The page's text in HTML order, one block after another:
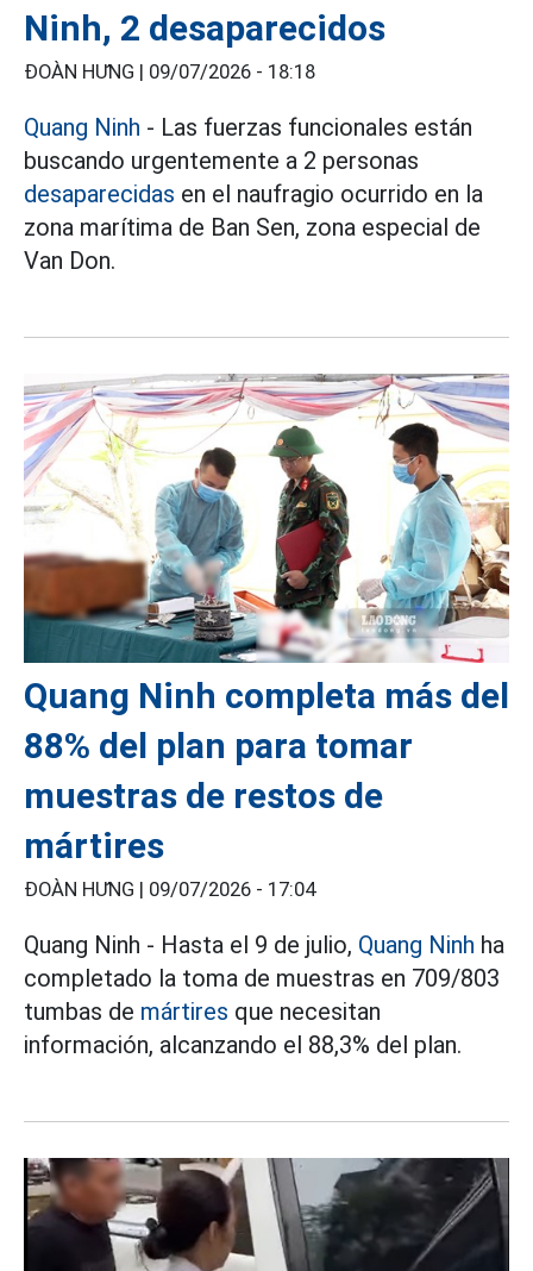
Ninh, 2 desaparecidos
ĐOÀN HƯNG | 09/07/2026 - 18:18
Quang Ninh - Las fuerzas funcionales están
buscando urgentemente a 2 personas
desaparecidas en el naufragio ocurrido en la
zona marítima de Ban Sen, zona especial de
Van Don.
Quang Ninh completa más del
88% del plan para tomar
muestras de restos de
mártires
ĐOÀN HƯNG | 09/07/2026 - 17:04
Quang Ninh - Hasta el 9 de julio, Quang Ninh ha
completado la toma de muestras en 709/803
tumbas de mártires que necesitan
información, alcanzando el 88,3% del plan.